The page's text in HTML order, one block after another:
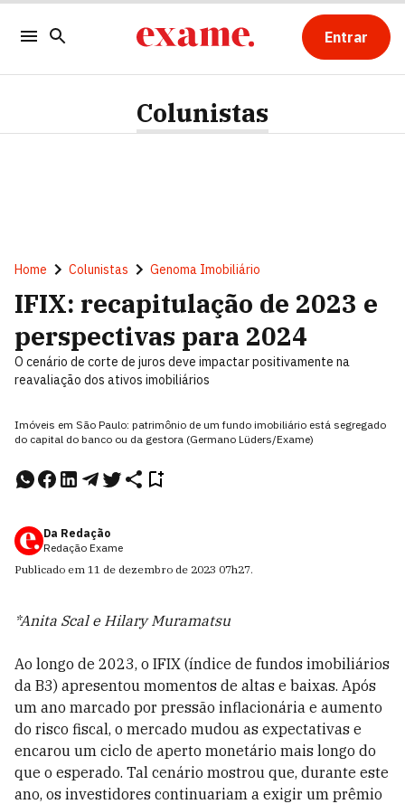
Entrar
Colunistas
Home Colunistas Genoma Imobiliário
IFIX: recapitulação de 2023 e
perspectivas para 2024
O cenário de corte de juros deve impactar positivamente na
reavaliação dos ativos imobiliários
Imóveis em São Paulo: patrimônio de um fundo imobiliário está segregado
do capital do banco ou da gestora (Germano Lüders/Exame)
Da Redação
Redação Exame
Publicado em 11 de dezembro de 2023 07h27.
*Anita Scal e Hilary Muramatsu
Ao longo de 2023, o IFIX (índice de fundos imobiliários
da B3) apresentou momentos de altas e baixas. Após
um ano marcado por pressão inflacionária e aumento
do risco fiscal, o mercado mudou as expectativas e
encarou um ciclo de aperto monetário mais longo do
que o esperado. Tal cenário mostrou que, durante este
ano, os investidores continuariam a exigir um prêmio